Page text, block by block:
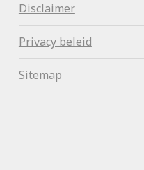
Disclaimer
Privacy beleid
Sitemap